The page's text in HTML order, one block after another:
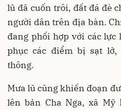
lũ đã cuốn trôi, đất đá đè
người dân trên địa bàn.
đang phối hợp với các lực
phục các điểm bị sạt
thông.
Mưa lũ cũng khiến đoạn
lên bản Cha Nga, xã